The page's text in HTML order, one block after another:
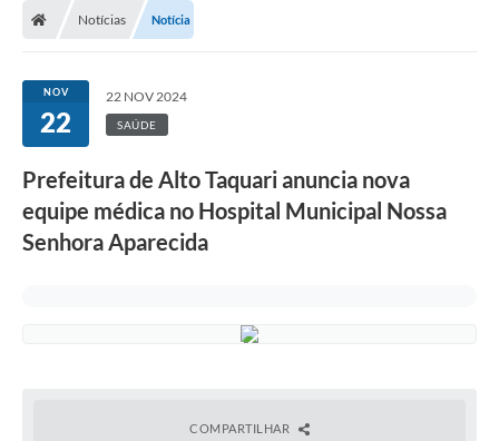
Notícias Notícia
NOV
22
22 NOV 2024
SAÚDE
Prefeitura de Alto Taquari anuncia nova
equipe médica no Hospital Municipal Nossa
Senhora Aparecida
COMPARTILHAR